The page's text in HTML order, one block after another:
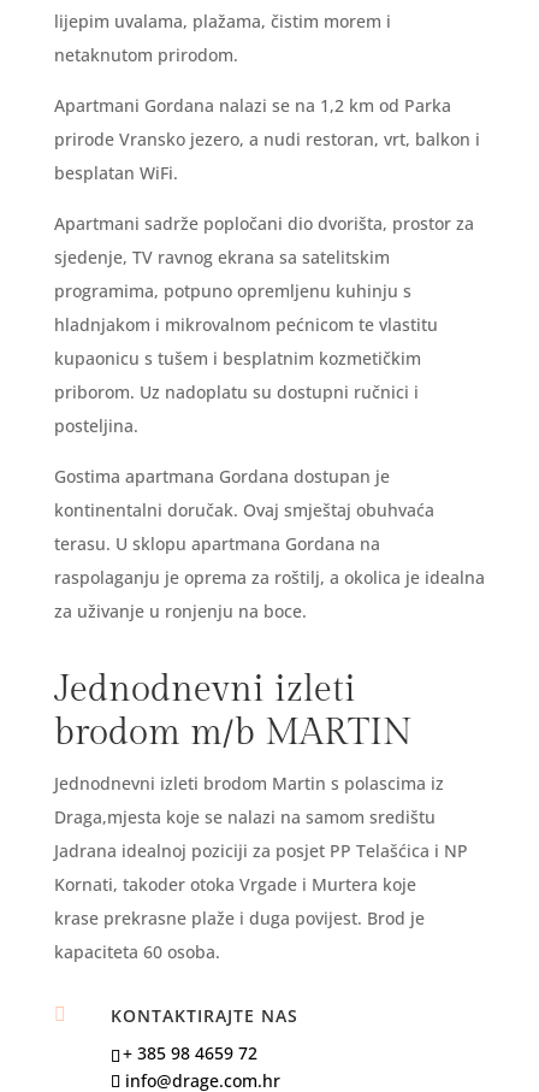
lijepim uvalama, plažama, čistim morem i
netaknutom prirodom.
Apartmani Gordana nalazi se na 1,2 km od Parka
prirode Vransko jezero, a nudi restoran, vrt, balkon i
besplatan WiFi.
Apartmani sadrže popločani dio dvorišta, prostor za
sjedenje, TV ravnog ekrana sa satelitskim
programima, potpuno opremljenu kuhinju s
hladnjakom i mikrovalnom pećnicom te vlastitu
kupaonicu s tušem i besplatnim kozmetičkim
priborom. Uz nadoplatu su dostupni ručnici i
posteljina.
Gostima apartmana Gordana dostupan je
kontinentalni doručak. Ovaj smještaj obuhvaća
terasu. U sklopu apartmana Gordana na
raspolaganju je oprema za roštilj, a okolica je idealna
za uživanje u ronjenju na boce.
Jednodnevni izleti
brodom m/b MARTIN
Jednodnevni izleti brodom Martin s polascima iz
Draga,mjesta koje se nalazi na samom središtu
Jadrana idealnoj poziciji za posjet PP Telašćica i NP
Kornati, takoder otoka Vrgade i Murtera koje
krase prekrasne plaže i duga povijest. Brod je
kapaciteta 60 osoba.

KONTAKTIRAJTE NAS
+ 385 98 4659 72
info@drage.com.hr